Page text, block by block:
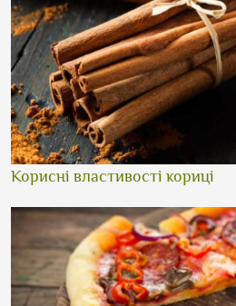
Корисні властивості кориці